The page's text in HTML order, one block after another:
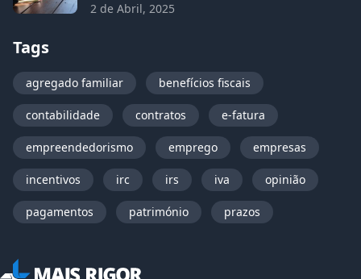
2 de Abril, 2025
Tags
agregado familiar benefícios fiscais
contabilidade contratos e-fatura
empreendedorismo emprego empresas
incentivos irc irs iva opinião
pagamentos património prazos